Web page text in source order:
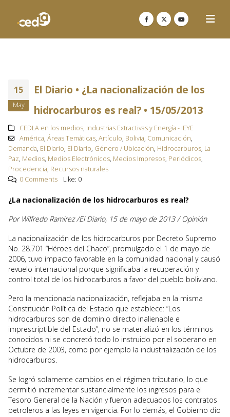
15
May
El Diario • ¿La nacionalización de los
hidrocarburos es real? • 15/05/2013
CEDLA en los medios, Industrias Extractivas y Energía - IEYE
América, Áreas Temáticas, Artículo, Bolivia, Comunicación,
Demanda, El Diario, El Diario, Género / Ubicación, Hidrocarburos, La
Paz, Medios, Medios Electrónicos, Medios Impresos, Periódicos,
Procedencia, Recursos naturales
0 Comments
Like: 0
¿La nacionalización de los hidrocarburos es real?
Por Wilfredo Ramirez /El Diario, 15 de mayo de 2013 / Opinión
La nacionalización de los hidrocarburos por Decreto Supremo
No. 28.701 “Héroes del Chaco”, promulgado el 1 de mayo de
2006, tuvo impacto favorable en la comunidad nacional y causó
revuelo internacional porque significaba la recuperación y
control total de los hidrocarburos a favor del pueblo boliviano.
Pero la mencionada nacionalización, reflejaba en la misma
Constitución Política del Estado que establece: “Los
hidrocarburos son de dominio directo inalienable e
imprescriptible del Estado”, no se materializó en los términos
conocidos ni se concretó todo lo instruido por el soberano en
Octubre de 2003, como por ejemplo la industrialización de los
hidrocarburos.
Se logró solamente cambios en el régimen tributario, lo que
permitió incrementar sustancialmente los ingresos para el
Tesoro General de la Nación y fueron adecuados los contratos
petroleros a las leyes en vigencia. Por lo demás, el Gobierno dio